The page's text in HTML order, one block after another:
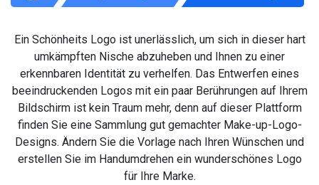
Ein Schönheits Logo ist unerlässlich, um sich in dieser hart
umkämpften Nische abzuheben und Ihnen zu einer
erkennbaren Identität zu verhelfen. Das Entwerfen eines
beeindruckenden Logos mit ein paar Berührungen auf Ihrem
Bildschirm ist kein Traum mehr, denn auf dieser Plattform
finden Sie eine Sammlung gut gemachter Make-up-Logo-
Designs. Ändern Sie die Vorlage nach Ihren Wünschen und
erstellen Sie im Handumdrehen ein wunderschönes Logo
für Ihre Marke.